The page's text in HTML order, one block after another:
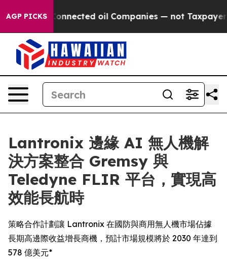
AGP PICKS
Connected oil Companies — not Taxpayers — the
Lantronix 邊緣 AI 無人機解
決方案整合 Gremsy 與
Teledyne FLIR 平台，實現高
效能長航時
策略合作計劃讓 Lantronix 在國防與商用無人機市場佔據
長期高邊際收益增長商機，預計市場規模將於 2030 年達到
578 億美元*